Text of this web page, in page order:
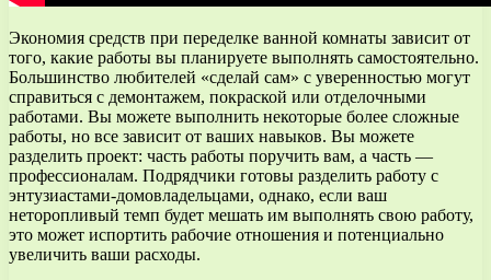
Экономия средств при переделке ванной комнаты зависит от
того, какие работы вы планируете выполнять самостоятельно.
Большинство любителей «сделай сам» с уверенностью могут
справиться с демонтажем, покраской или отделочными
работами. Вы можете выполнить некоторые более сложные
работы, но все зависит от ваших навыков. Вы можете
разделить проект: часть работы поручить вам, а часть —
профессионалам. Подрядчики готовы разделить работу с
энтузиастами-домовладельцами, однако, если ваш
неторопливый темп будет мешать им выполнять свою работу,
это может испортить рабочие отношения и потенциально
увеличить ваши расходы.